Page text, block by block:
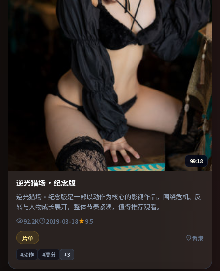
99:18
逆光猎场·纪念版
逆光猎场·纪念版是一部以动作为核心的影视作品，围绕危机、反
转与人物成长展开，整体节奏紧凑，值得推荐观看。
92.2K 2019-03-18
9.5
片单
香港
#动作 #高分 +3